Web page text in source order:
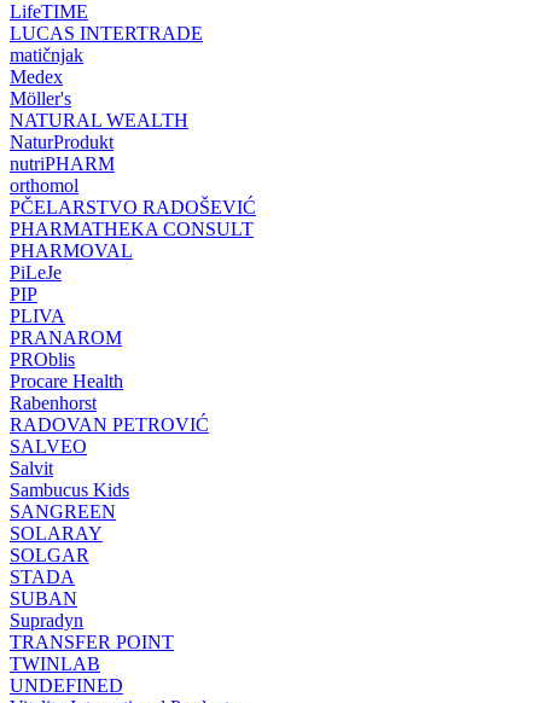
LifeTIME
LUCAS INTERTRADE
matičnjak
Medex
Möller's
NATURAL WEALTH
NaturProdukt
nutriPHARM
orthomol
PČELARSTVO RADOŠEVIĆ
PHARMATHEKA CONSULT
PHARMOVAL
PiLeJe
PIP
PLIVA
PRANAROM
PROblis
Procare Health
Rabenhorst
RADOVAN PETROVIĆ
SALVEO
Salvit
Sambucus Kids
SANGREEN
SOLARAY
SOLGAR
STADA
SUBAN
Supradyn
TRANSFER POINT
TWINLAB
UNDEFINED